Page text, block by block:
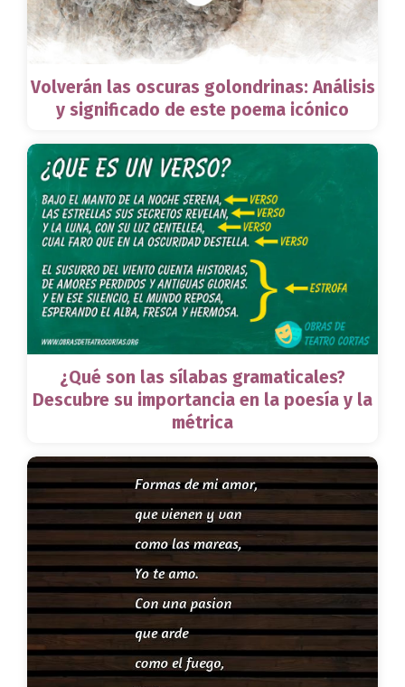
Volverán las oscuras golondrinas: Análisis
y significado de este poema icónico
¿Qué son las sílabas gramaticales?
Descubre su importancia en la poesía y la
métrica